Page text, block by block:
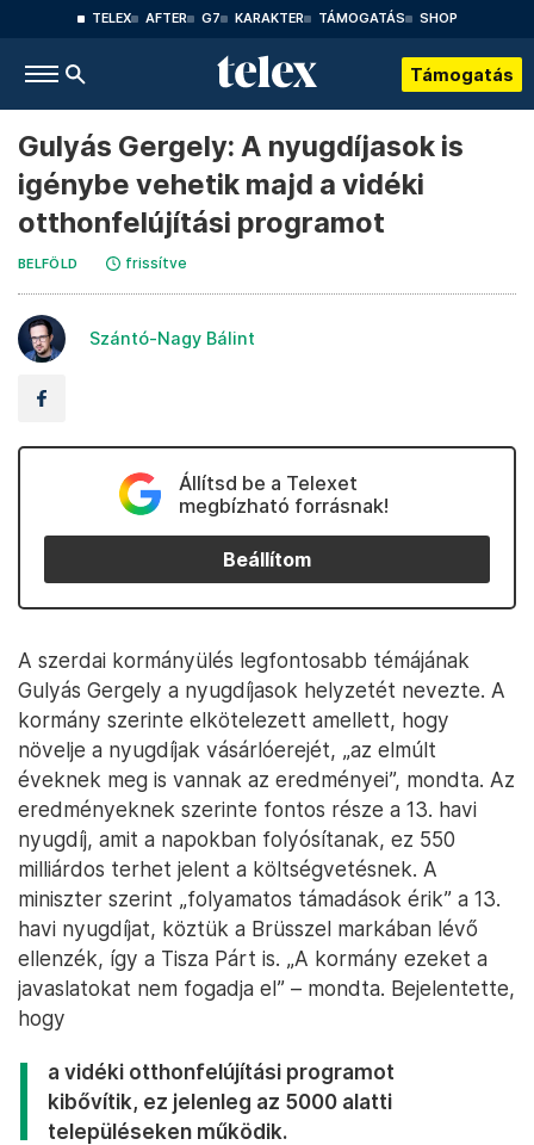
TELEX AFTER G7 KARAKTER TÁMOGATÁS SHOP
Támogatás
Gulyás Gergely: A nyugdíjasok is
igénybe vehetik majd a vidéki
otthonfelújítási programot
BELFÖLD frissítve
Szántó-Nagy Bálint
Állítsd be a Telexet
megbízható forrásnak!
Beállítom
A szerdai kormányülés legfontosabb témájának
Gulyás Gergely a nyugdíjasok helyzetét nevezte. A
kormány szerinte elkötelezett amellett, hogy
növelje a nyugdíjak vásárlóerejét, „az elmúlt
éveknek meg is vannak az eredményei”, mondta. Az
eredményeknek szerinte fontos része a 13. havi
nyugdíj, amit a napokban folyósítanak, ez 550
milliárdos terhet jelent a költségvetésnek. A
miniszter szerint „folyamatos támadások érik” a 13.
havi nyugdíjat, köztük a Brüsszel markában lévő
ellenzék, így a Tisza Párt is. „A kormány ezeket a
javaslatokat nem fogadja el” – mondta. Bejelentette,
hogy
a vidéki otthonfelújítási programot
kibővítik, ez jelenleg az 5000 alatti
településeken működik.